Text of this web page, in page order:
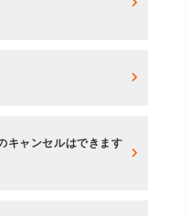
キャンセルはできます